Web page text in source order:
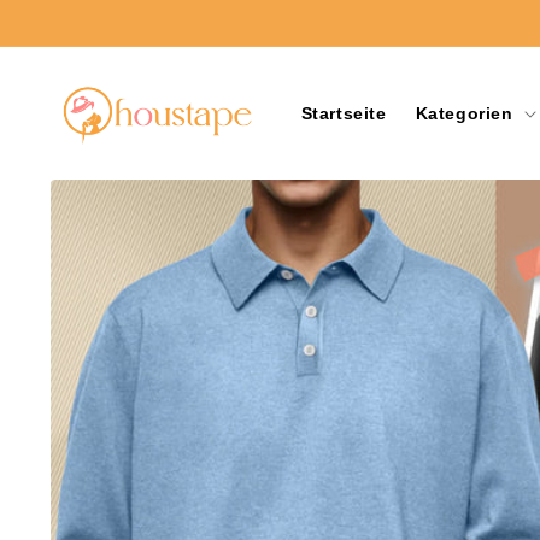
Inhalt
Startseite Kategorien
Zu
Produktinformationen
springen